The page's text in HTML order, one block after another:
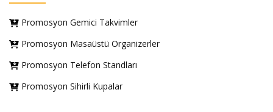
Promosyon Gemici Takvimler
Promosyon Masaüstü Organizerler
Promosyon Telefon Standları
Promosyon Sihirli Kupalar